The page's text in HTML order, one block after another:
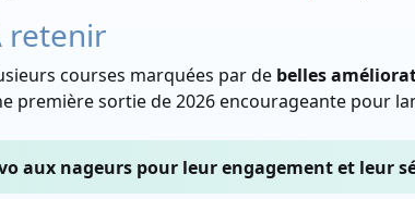
retenir
courses marquées par de belles
première sortie de 2026 encourageante pour
aux nageurs pour leur engagement et leur